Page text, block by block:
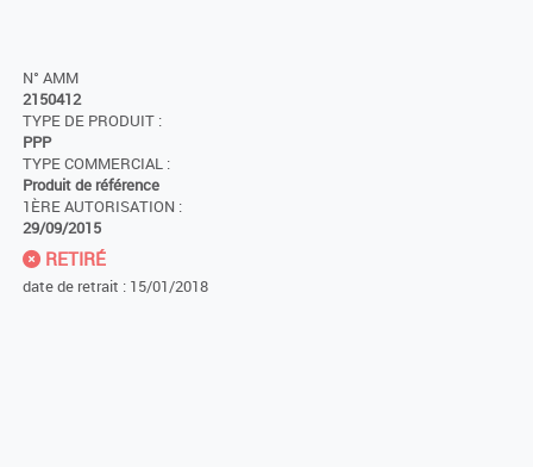
N° AMM
2150412
TYPE DE PRODUIT :
PPP
TYPE COMMERCIAL :
Produit de référence
1ÈRE AUTORISATION :
29/09/2015
RETIRÉ
date de retrait : 15/01/2018